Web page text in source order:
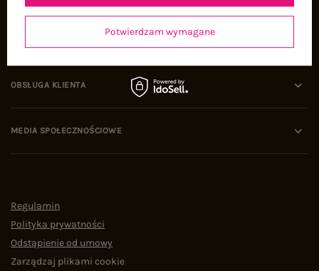
OBSŁUGA KLIENTA
MEDIA SPOŁECZNOŚCIOWE
Regulamin
Polityka prywatności
Odstąpienie od umowy
Zarządzaj plikami cookie
Potwierdzam wymagane